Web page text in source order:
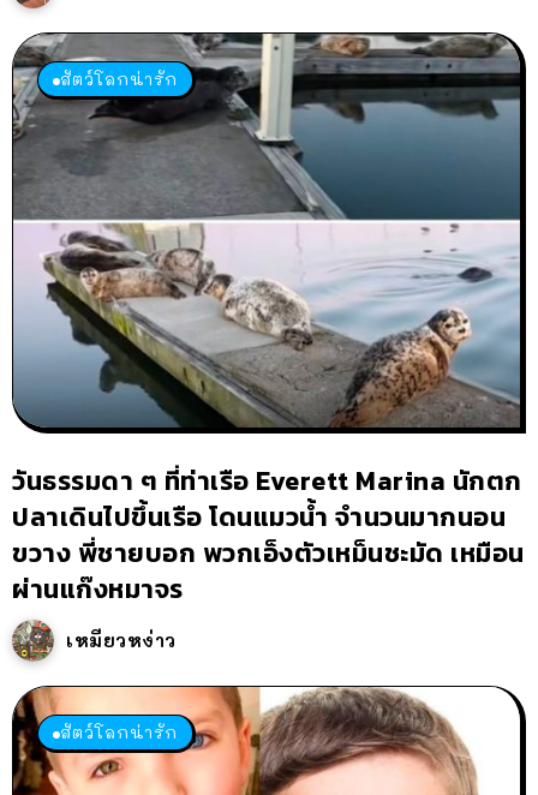
สัตว์โลกน่ารัก
วันธรรมดา ๆ ที่ท่าเรือ Everett Marina นักตก
ปลาเดินไปขึ้นเรือ โดนแมวน้ำ จำนวนมากนอน
ขวาง พี่ชายบอก พวกเอ็งตัวเหม็นชะมัด เหมือน
ผ่านแก๊งหมาจร
เหมียวหง่าว
สัตว์โลกน่ารัก